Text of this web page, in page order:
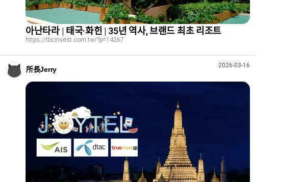
아난타라 | 태국·화힌 | 35년 역사, 브랜드 최초 리조트
https://tbcinvest.com.tw/?p=14267
所長Jerry
2026-03-16